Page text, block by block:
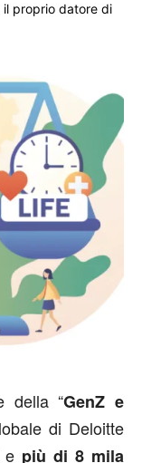
il proprio datore di
della “GenZ e
di Deloitte
e più di 8 mila